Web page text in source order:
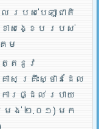
បស់បេឡាជាតិ
សង្ខេប របស់
ម
តនូវ
ស គ្រឹះស្ថានដែល
ារផ្ដល់ របាយ
ង់ ២.០១) មក